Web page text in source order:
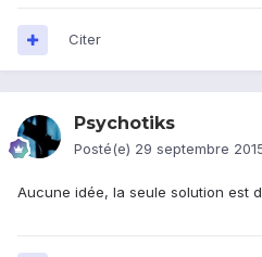
Citer
Psychotiks
Posté(e) 29 septembre
Aucune idée, la seule solution est